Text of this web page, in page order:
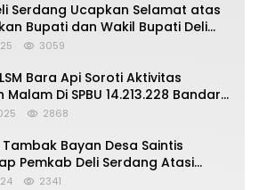
Serdang Ucapkan Selamat atas
Bupati dan Wakil Bupati Deli
3059
Bara Api Soroti Aktivitas
Malam Di SPBU 14.213.228 Bandar
2868
Bayan Desa Saintis
Pemkab Deli Serdang Atasi
2341